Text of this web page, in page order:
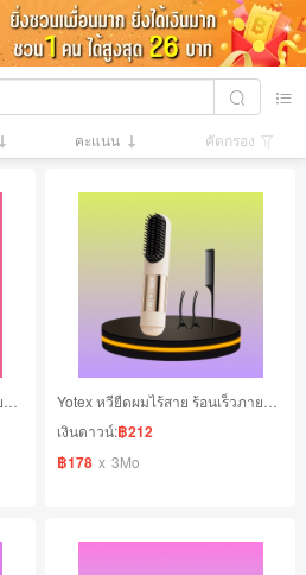
คะแนน คัดกรอง
เงินดาวน์:฿212
฿178 x 3Mo